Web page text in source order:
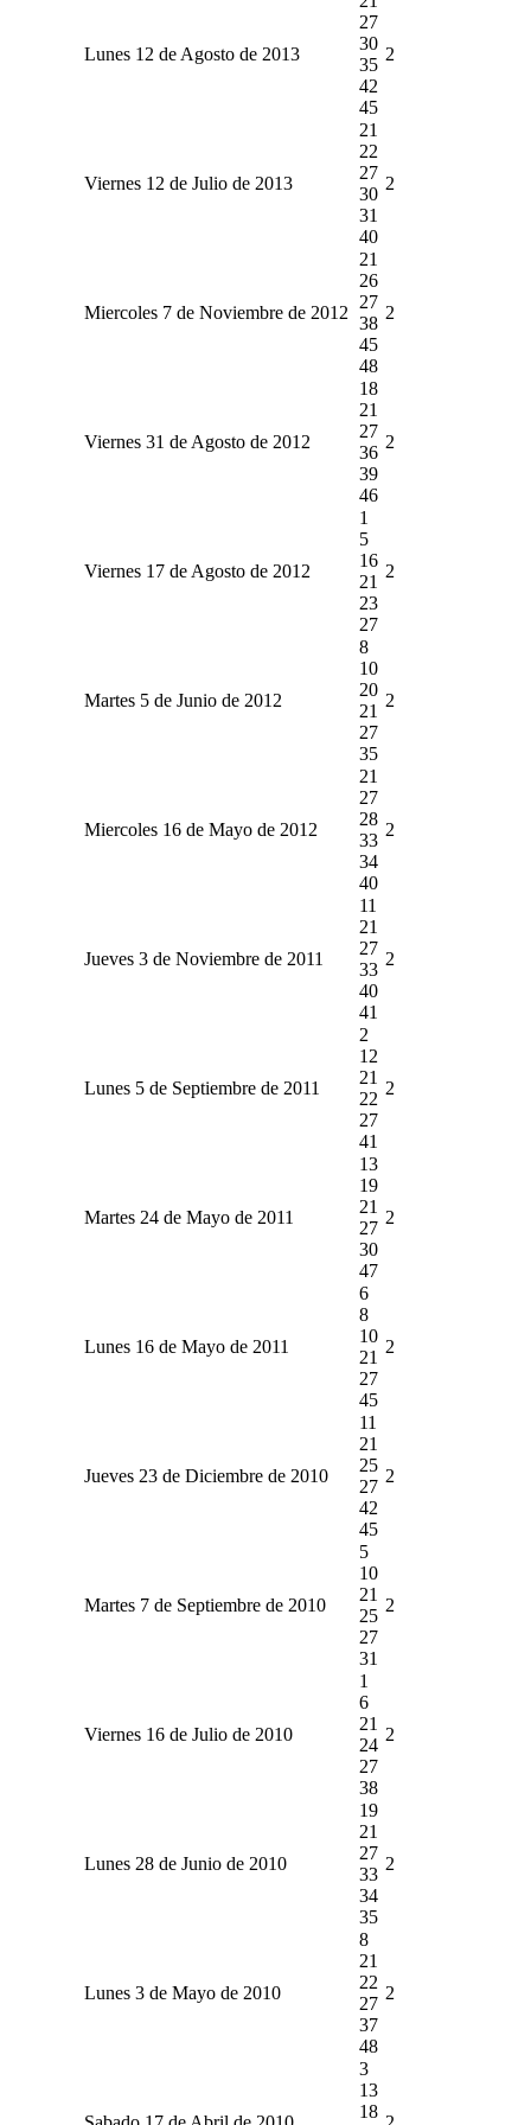
Lunes 12 de Agosto de 2013
27
30
35
42
45
2
Viernes 12 de Julio de 2013
21
22
27
30
31
40
2
Miercoles 7 de Noviembre de 2012
21
26
27
38
45
48
2
Viernes 31 de Agosto de 2012
18
21
27
36
39
46
2
Viernes 17 de Agosto de 2012
1
5
16
21
23
27
2
Martes 5 de Junio de 2012
8
10
20
21
27
35
2
Miercoles 16 de Mayo de 2012
21
27
28
33
34
40
2
Jueves 3 de Noviembre de 2011
11
21
27
33
40
41
2
Lunes 5 de Septiembre de 2011
2
12
21
22
27
41
2
Martes 24 de Mayo de 2011
13
19
21
27
30
47
2
Lunes 16 de Mayo de 2011
6
8
10
21
27
45
2
Jueves 23 de Diciembre de 2010
11
21
25
27
42
45
2
Martes 7 de Septiembre de 2010
5
10
21
25
27
31
2
Viernes 16 de Julio de 2010
1
6
21
24
27
38
2
Lunes 28 de Junio de 2010
19
21
27
33
34
35
2
Lunes 3 de Mayo de 2010
8
21
22
27
37
48
2
3
13
18